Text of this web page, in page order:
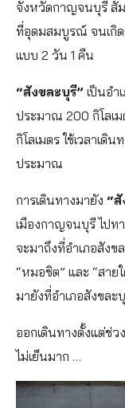
จังหวัดกาญจนบุรี สั
ที่อุดมสมบูรณ์ จนเกิด
แบบ 2 วัน 1 คืน
“สังขละบุรี” เป็นอำ
ประมาณ 200 กิโลเ
กิโลเมตร ใช้เวลาเ
ประมาณ
การเดินทางมายัง “สั
เมืองกาญจนบุรี ไปท
จะมาถึงที่อำเภอสังข
“หมอชิต” และ “สาย
มายังที่อำเภอสังขละ
ออกเดินทางตั้งแต่ช่ว
ไม่เย็นมาก …